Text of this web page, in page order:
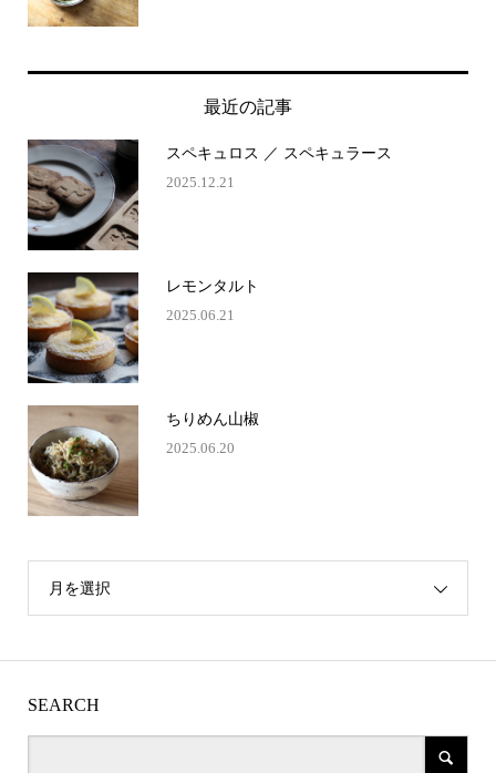
最近の記事
スペキュロス ／ スペキュラース
2025.12.21
レモンタルト
2025.06.21
ちりめん山椒
2025.06.20
月を選択
SEARCH